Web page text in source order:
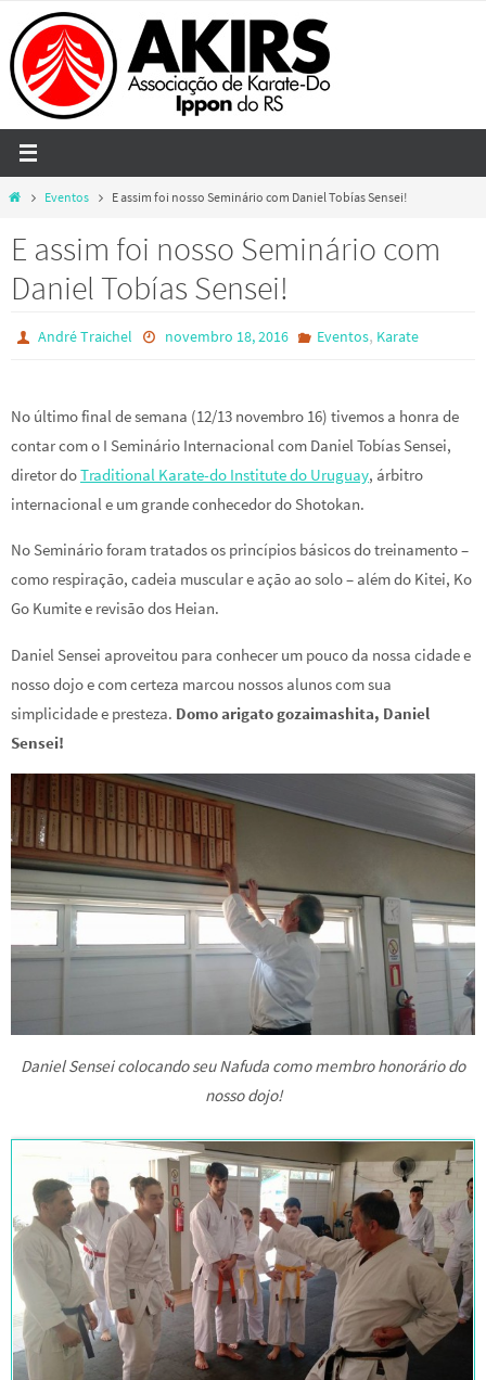
to
content
HomeEventos E assim foi nosso Seminário com Daniel Tobías Sensei!
E assim foi nosso Seminário com
Daniel Tobías Sensei!
André Traichel novembro 18, 2016 Eventos, Karate
No último final de semana (12/13 novembro 16) tivemos a honra de
contar com o I Seminário Internacional com Daniel Tobías Sensei,
diretor doTraditional Karate-do Institute do Uruguay, árbitro
internacional e um grande conhecedor do Shotokan.
No Seminário foram tratados os princípios básicos do treinamento –
como respiração, cadeia muscular e ação ao solo – além do Kitei, Ko
Go Kumite e revisão dos Heian.
Daniel Sensei aproveitou para conhecer um pouco da nossa cidade e
nosso dojo e com certeza marcou nossos alunos com sua
simplicidade e presteza. Domo arigato gozaimashita, Daniel
Sensei!
Daniel Sensei colocando seu Nafuda como membro honorário do
nosso dojo!